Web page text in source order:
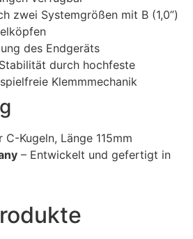
zwei Systemgrößen mit B (1,0”)
des Endgeräts
durch hochfeste
Klemmmechanik
C-Kugeln, Länge 115mm
– Entwickelt und gefertigt in